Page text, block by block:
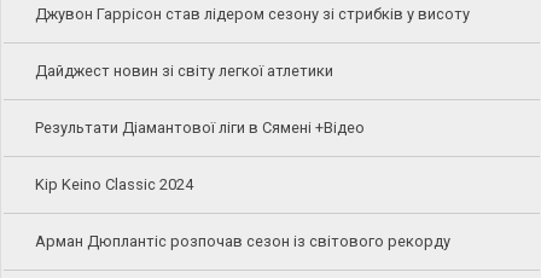
Джувон Гаррісон став лідером сезону зі стрибків у висоту
Дайджест новин зі світу легкої атлетики
Результати Діамантової ліги в Сямені +Відео
Kip Keino Classic 2024
Арман Дюплантіс розпочав сезон із світового рекорду